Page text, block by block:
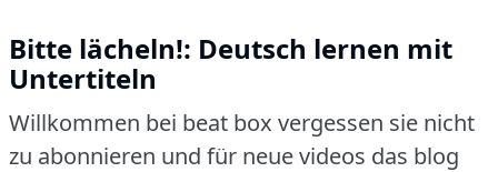
Bitte lächeln!: Deutsch lernen mit
Untertiteln
Willkommen bei beat box vergessen sie nicht
zu abonnieren und für neue videos das blog